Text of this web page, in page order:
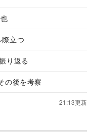
立つ
り返る
の後を考察
21:13更新